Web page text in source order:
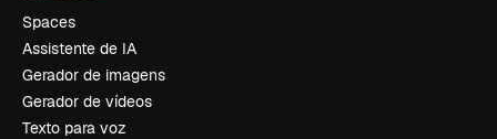
Spaces
Assistente de IA
Gerador de imagens
Gerador de vídeos
Texto para voz